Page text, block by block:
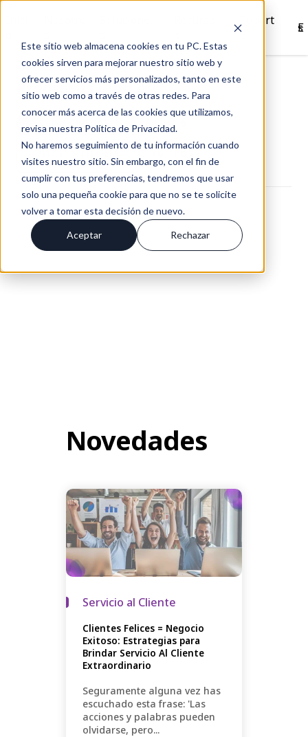
Este sitio web almacena cookies en tu PC. Estas
cookies sirven para mejorar nuestro sitio web y
ofrecer servicios más personalizados, tanto en este
sitio web como a través de otras redes. Para
conocer más acerca de las cookies que utilizamos,
revisa nuestra Política de Privacidad.
No haremos seguimiento de tu información cuando
visites nuestro sitio. Sin embargo, con el fin de
cumplir con tus preferencias, tendremos que usar
solo una pequeña cookie para que no se te solicite
volver a tomar esta decisión de nuevo.
Aceptar Rechazar
Soport
e
Es
Progresus Blog (9)
BLOG PROGRESUS / PÁGINA 9
SUSCRÍBIRME
Novedades
Servicio al Cliente
Clientes Felices = Negocio
Exitoso: Estrategias para
Brindar Servicio Al Cliente
Extraordinario
Seguramente alguna vez has
escuchado esta frase: 'Las
acciones y palabras pueden
olvidarse, pero...